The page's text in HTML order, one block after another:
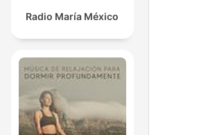
Radio María México